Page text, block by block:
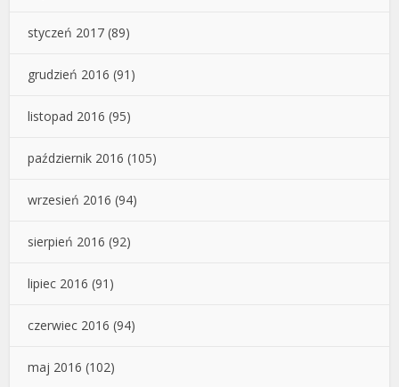
styczeń 2017 (89)
grudzień 2016 (91)
listopad 2016 (95)
październik 2016 (105)
wrzesień 2016 (94)
sierpień 2016 (92)
lipiec 2016 (91)
czerwiec 2016 (94)
maj 2016 (102)